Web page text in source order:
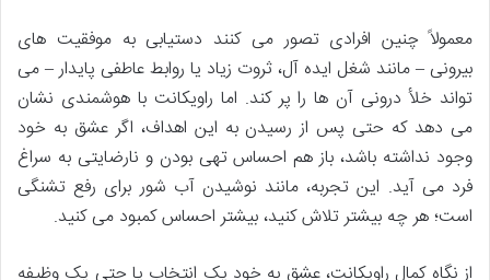
معمولاً چنین افرادی تصور می کنند دستیابی به موفقیت های
بیرونی – مانند شغل ایده آل، ثروت زیاد یا روابط عاطفی پایدار – می
تواند خلأ درونی آن ها را پر کند. اما راویکانت با هوشمندی نشان
می دهد که حتی پس از رسیدن به این اهداف، اگر عشق به خود
وجود نداشته باشد، باز هم احساس تهی بودن و نارضایتی به سراغ
فرد می آید. این تجربه، مانند نوشیدن آب شور برای رفع تشنگی
است؛ هر چه بیشتر تلاش کنید، بیشتر احساس کمبود می کنید.